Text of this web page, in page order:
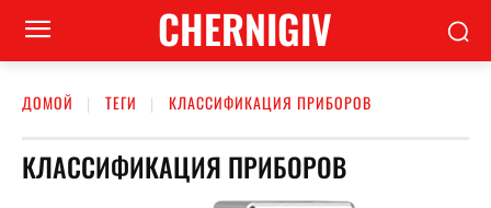
CHERNIGIV
ДОМОЙ ТЕГИ КЛАССИФИКАЦИЯ ПРИБОРОВ
КЛАССИФИКАЦИЯ ПРИБОРОВ